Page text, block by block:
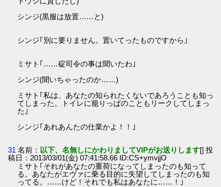
シンジ(黒服は放置……と)
シンジ｢別に要りません。置いてったものですから｣
ミサト｢……碇司令の事は聞いたわ｣
シンジ(聞いちゃったのか……)
ミサト｢私は、あなたの知られたくないであろうことも知っ
てしまった。トイレに籠りっぱのこともリークしてしまっ
た｣
シンジ｢あれあんたの仕業かよ！！｣
31 名前： 以下、名無しにかわりましてVIPがお送りします[] 投
稿日：2013/03/01(金) 07:41:58.66 ID:CS+ymvjjO
ミサト｢それがあなたの重荷になってしまったのも知って
る。あなたがエヴァに乗る目的に失望してしまったのも知
ってる。……けど！それでも私はあなたに……！｣